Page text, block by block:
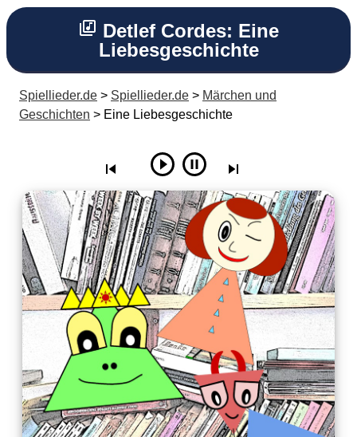
Detlef Cordes: Eine
Liebesgeschichte
Spiellieder.de > Spiellieder.de > Märchen und
Geschichten > Eine Liebesgeschichte